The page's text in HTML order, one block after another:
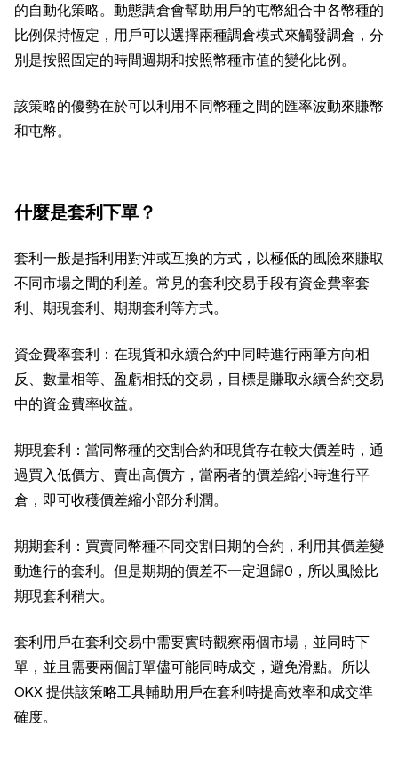
的自動化策略。動態調倉會幫助用戶的屯幣組合中各幣種的
比例保持恆定，用戶可以選擇兩種調倉模式來觸發調倉，分
別是按照固定的時間週期和按照幣種市值的變化比例。
該策略的優勢在於可以利用不同幣種之間的匯率波動來賺幣
和屯幣。
什麼是套利下單？
套利一般是指利用對沖或互換的方式，以極低的風險來賺取
不同市場之間的利差。常見的套利交易手段有資金費率套
利、期現套利、期期套利等方式。
資金費率套利：在現貨和永續合約中同時進行兩筆方向相
反、數量相等、盈虧相抵的交易，目標是賺取永續合約交易
中的資金費率收益。
期現套利：當同幣種的交割合約和現貨存在較大價差時，通
過買入低價方、賣出高價方，當兩者的價差縮小時進行平
倉，即可收穫價差縮小部分利潤。
期期套利：買賣同幣種不同交割日期的合約，利用其價差變
動進行的套利。但是期期的價差不一定迴歸0，所以風險比
期現套利稍大。
套利用戶在套利交易中需要實時觀察兩個市場，並同時下
單，並且需要兩個訂單儘可能同時成交，避免滑點。所以
OKX 提供該策略工具輔助用戶在套利時提高效率和成交準
確度。